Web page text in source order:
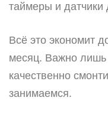
таймеры и датчики
Всё это экономит
месяц. Важно лишь
качественно
занимаемся.